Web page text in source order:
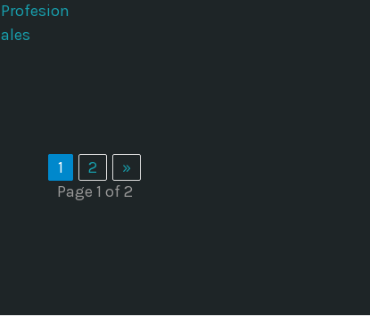
Profesion
ales
1 2
»
Page 1 of 2